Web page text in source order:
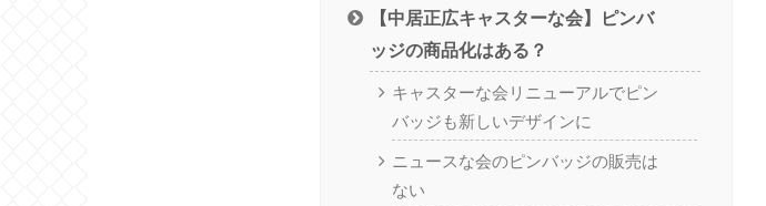
【中居正広キャスターな会】ピンバ
ッジの商品化はある？
キャスターな会リニューアルでピン
バッジも新しいデザインに
ニュースな会のピンバッジの販売は
ない